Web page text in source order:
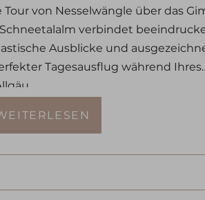
Tour von Nesselwängle über das
verbindet
Ausblicke und
Tagesausflug während Ihres